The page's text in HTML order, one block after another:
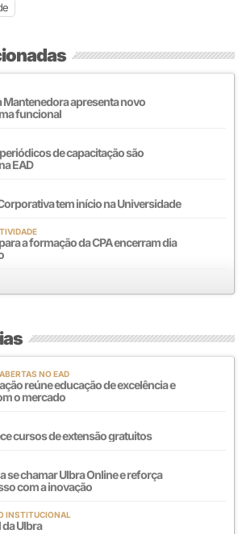
Mantenedora apresenta novo
funcional
de capacitação são
EAD
tem início na Universidade
a formação da CPA encerram dia
NO EAD
reúne educação de excelência e
o mercado
cursos de extensão gratuitos
se chamar Ulbra Online e reforça
com a inovação
INSTITUCIONAL
Ulbra